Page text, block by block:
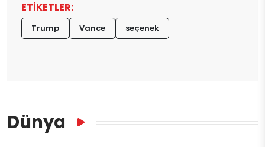
ETİKETLER:
Trump Vance seçenek
Dünya